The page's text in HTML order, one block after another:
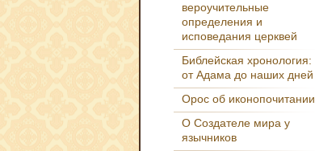
вероучительные
определения и
исповедания церквей
Библейская хронология:
от Адама до наших дней
Орос об иконопочитании
О Создателе мира у
язычников